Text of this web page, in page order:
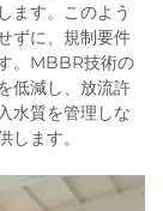
ます。このよう
ずに、規制要件
。MBBR技術の
低減し、放流許
水質を管理しな
ます。